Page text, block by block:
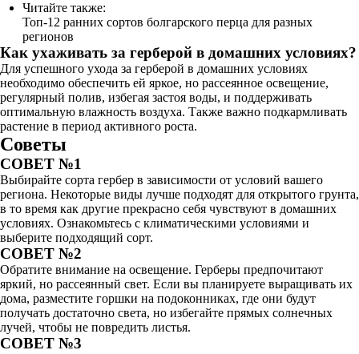
Читайте также:
Топ-12 ранних сортов болгарского перца для разных
регионов
Как ухаживать за герберой в домашних условиях?
Для успешного ухода за герберой в домашних условиях
необходимо обеспечить ей яркое, но рассеянное освещение,
регулярный полив, избегая застоя воды, и поддерживать
оптимальную влажность воздуха. Также важно подкармливать
растение в период активного роста.
Советы
СОВЕТ №1
Выбирайте сорта гербер в зависимости от условий вашего
региона. Некоторые виды лучше подходят для открытого грунта,
в то время как другие прекрасно себя чувствуют в домашних
условиях. Ознакомьтесь с климатическими условиями и
выберите подходящий сорт.
СОВЕТ №2
Обратите внимание на освещение. Герберы предпочитают
яркий, но рассеянный свет. Если вы планируете выращивать их
дома, разместите горшки на подоконниках, где они будут
получать достаточно света, но избегайте прямых солнечных
лучей, чтобы не повредить листья.
СОВЕТ №3